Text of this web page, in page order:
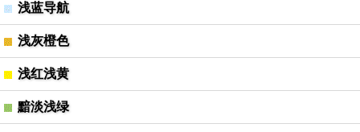
浅蓝导航
浅灰橙色
浅红浅黄
黯淡浅绿